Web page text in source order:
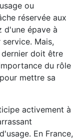
ou
réservée aux
d'une épave à
Mais,
doit être
du rôle
mettre sa
activement à
En France,